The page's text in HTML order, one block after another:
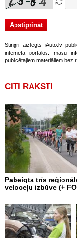
Stingri aizliegts iAuto.lv
interneta portālos, masu
publicētajiem materiāliem bez
CITI RAKSTI
Pabeigta trīs
veloceļu izbūve (+